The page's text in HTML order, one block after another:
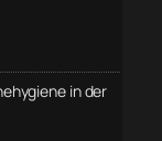
in der